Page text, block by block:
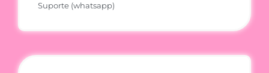
Suporte (whatsapp)